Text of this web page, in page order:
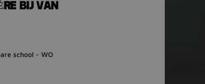
BIJ VAN
school - WO